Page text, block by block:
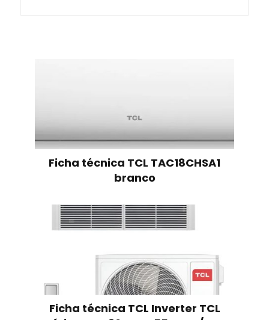
Ficha técnica TCL TAC18CHSA1
branco
Ficha técnica TCL Inverter TCL